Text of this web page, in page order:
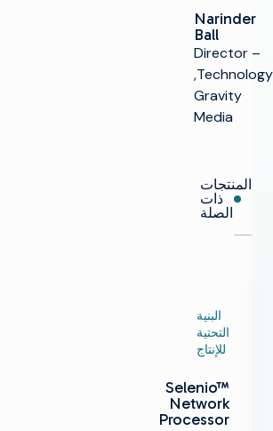
Narinder
Ball
Director –
Technology,
Gravity
Media
المنتجات
ذات
الصلة
البنية
التحتية
للإنتاج
Selenio™
Network
Processor